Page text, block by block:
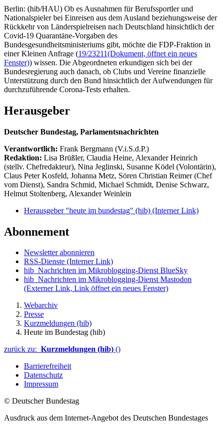
Berlin: (hib/HAU) Ob es Ausnahmen für Berufssportler und
Nationalspieler bei Einreisen aus dem Ausland beziehungsweise der
Rückkehr von Länderspielreisen nach Deutschland hinsichtlich der
Covid-19 Quarantäne-Vorgaben des
Bundesgesundheitsministeriums gibt, möchte die FDP-Fraktion in
einer Kleinen Anfrage (19/23211(Dokument, öffnet ein neues
Fenster)) wissen. Die Abgeordneten erkundigen sich bei der
Bundesregierung auch danach, ob Clubs und Vereine finanzielle
Unterstützung durch den Bund hinsichtlich der Aufwendungen für
durchzuführende Corona-Tests erhalten.
Herausgeber
Deutscher Bundestag, Parlamentsnachrichten
Verantwortlich: Frank Bergmann (V.i.S.d.P.)
Redaktion: Lisa Brüßler, Claudia Heine, Alexander Heinrich
(stellv. Chefredakteur), Nina Jeglinski, Susanne Ködel (Volontärin),
Claus Peter Kosfeld, Johanna Metz, Sören Christian Reimer (Chef
vom Dienst), Sandra Schmid, Michael Schmidt, Denise Schwarz,
Helmut Stoltenberg, Alexander Weinlein
Herausgeber "heute im bundestag" (hib) (Interner Link)
Abonnement
Newsletter abonnieren
RSS-Dienste (Interner Link)
hib_Nachrichten im Mikroblogging-Dienst BlueSky
hib_Nachrichten im Mikroblogging-Dienst Mastodon
(Externer Link, Link öffnet ein neues Fenster)
Webarchiv
Presse
Kurzmeldungen (hib)
Heute im Bundestag (hib)
zurück zu: Kurzmeldungen (hib) ()
Barrierefreiheit
Datenschutz
Impressum
© Deutscher Bundestag
Ausdruck aus dem Internet-Angebot des Deutschen Bundestages